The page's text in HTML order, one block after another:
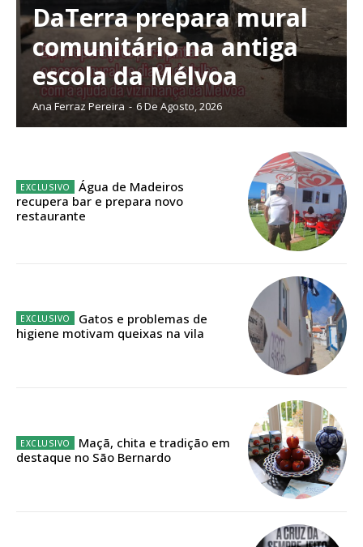
Edição em papel entregue à Quinta-feira em sua
casa
Acesso ao conteúdo online
Acesso aos conteúdos Exclusivos para
assinantes
Ofertas para assinatura anual
12 meses
Acesso aos conteúdos Exclusivos para
assinantes
DaTerra prepara mural
comunitário na antiga
escola da Mélvoa
Ana Ferraz Pereira - 6 De Agosto, 2026
Água de Madeiros
recupera bar e prepara novo
restaurante
Gatos e problemas de
higiene motivam queixas na vila
Maçã, chita e tradição em
destaque no São Bernardo